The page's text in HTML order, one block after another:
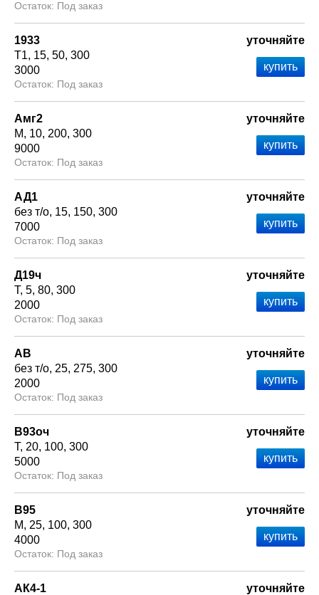
Под заказ
1933
Т1 15 50 300
3000
Под заказ
уточняйте
Амг2
М
10 200 300
9000
Под заказ
уточняйте
АД1
без т/о 15 150 300
7000
Под заказ
уточняйте
Д19ч
Т 5 80 300
2000
Под заказ
уточняйте
АВ
без т/о 25 275 300
2000
Под заказ
уточняйте
В93оч
Т 20 100 300
5000
Под заказ
уточняйте
В95
М
25 100 300
4000
Под заказ
уточняйте
АК4-1
уточняйте